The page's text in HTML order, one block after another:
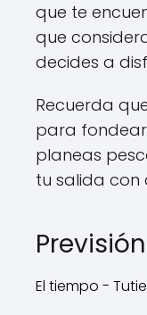
que te
que
decides a
Recuerda
para
planeas
tu salida con
El tiempo -